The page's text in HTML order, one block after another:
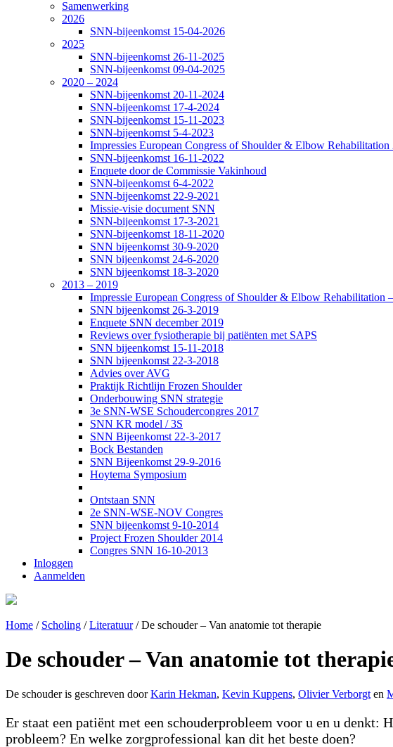
Samenwerking
2026
SNN-bijeenkomst 15-04-2026
2025
SNN-bijeenkomst 26-11-2025
SNN-bijeenkomst 09-04-2025
2020 – 2024
SNN-bijeenkomst 20-11-2024
SNN-bijeenkomst 17-4-2024
SNN-bijeenkomst 15-11-2023
SNN-bijeenkomst 5-4-2023
Impressies European Congress of Shoulder & Elbow
SNN-bijeenkomst 16-11-2022
Enquete door de Commissie Vakinhoud
SNN-bijeenkomst 6-4-2022
SNN-bijeenkomst 22-9-2021
Missie-visie document SNN
SNN-bijeenkomst 17-3-2021
SNN-bijeenkomst 18-11-2020
SNN bijeenkomst 30-9-2020
SNN bijeenkomst 24-6-2020
SNN bijeenkomst 18-3-2020
2013 – 2019
Impressie European Congress of Shoulder & Elbow Rehabilitation
SNN bijeenkomst 26-3-2019
Enquete SNN december 2019
Reviews over fysiotherapie bij patiënten met SAPS
SNN bijeenkomst 15-11-2018
SNN bijeenkomst 22-3-2018
Advies over AVG
Praktijk Richtlijn Frozen Shoulder
Onderbouwing SNN strategie
3e SNN-WSE Schoudercongres 2017
SNN KR model / 3S
SNN Bijeenkomst 22-3-2017
Bock Bestanden
SNN Bijeenkomst 29-9-2016
Hoytema Symposium
Ontstaan SNN
2e SNN-WSE-NOV Congres
SNN bijeenkomst 9-10-2014
Project Frozen Shoulder 2014
Congres SNN 16-10-2013
Inloggen
Aanmelden
Home / Scholing /Literatuur/De schouder – Van anatomie tot therapie
De schouder – Van anatomie tot
De schouder is geschreven doorKarin Hekman, Kevin Kuppens, Olivier Verborgt en
Er staat een patiënt met een schouderprobleem voor u en u
probleem? En welke zorgprofessional kan dit het beste doen?